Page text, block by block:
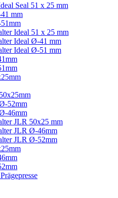
Seal 51 x 25 mm
mm
Ideal 51 x 25 mm
Ideal Ø-41 mm
Ideal Ø-51 mm
52mm
46mm
JLR 50x25 mm
JLR Ø-46mm
JLR Ø-52mm